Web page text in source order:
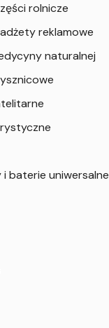
rolnicze
reklamowe
naturalnej
baterie uniwersalne